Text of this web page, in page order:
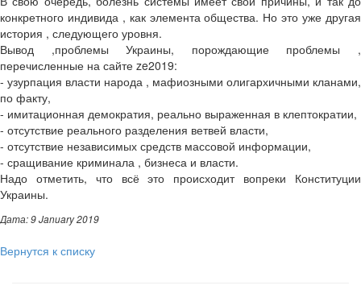
конкретного индивида , как элемента общества. Но это уже другая
история , следующего уровня.
Вывод ,проблемы Украины, порождающие проблемы ,
перечисленные на сайте ze2019:
- узурпация власти народа , мафиозными олигархичными кланами,
по факту,
- имитационная демократия, реально выраженная в клептократии,
- отсутствие реального разделения ветвей власти,
- отсутствие независимых средств массовой информации,
- сращивание криминала , бизнеса и власти.
Надо отметить, что всё это происходит вопреки Конституции
Украины.
Дата: 9 January 2019
Вернутся к списку